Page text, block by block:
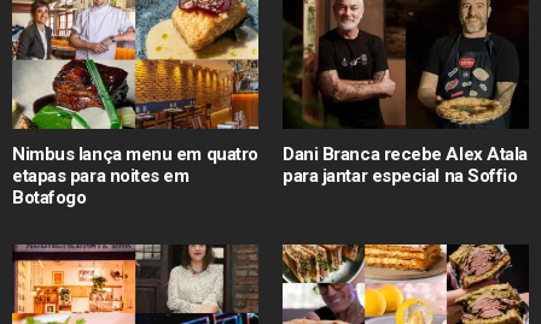
Nimbus lança menu em quatro
etapas para noites em
Botafogo
Dani Branca recebe Alex Atala
para jantar especial na Soffio